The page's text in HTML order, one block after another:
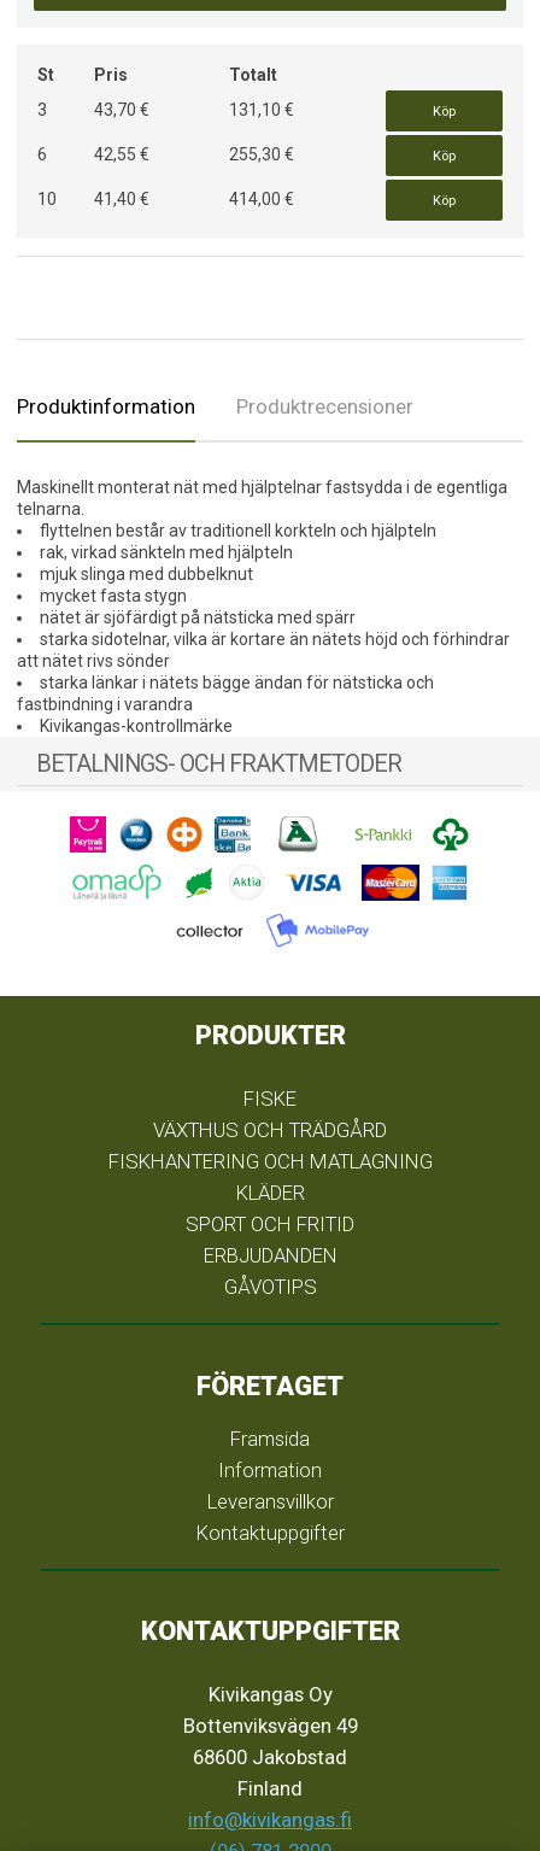
St Pris
Totalt
3
43,70 € 131,10 € Köp
6 42,55 € 255,30 € Köp
10 41,40 € 414,00 € Köp
Produktinformation Produktrecensioner
Maskinellt monterat nät med hjälptelnar fastsydda i de egentliga
telnarna.
flyttelnen består av traditionell korkteln och hjälpteln
rak, virkad sänkteln med hjälpteln
mjuk slinga med dubbelknut
mycket fasta stygn
nätet är sjöfärdigt på nätsticka med spärr
starka sidotelnar, vilka är kortare än nätets höjd och förhindrar
att nätet rivs sönder
starka länkar i nätets bägge ändan för nätsticka och
fastbindning i varandra
Kivikangas-kontrollmärke
BETALNINGS- OCH FRAKTMETODER
PRODUKTER
FISKE
VÄXTHUS OCH TRÄDGÅRD
FISKHANTERING OCH MATLAGNING
KLÄDER
SPORT OCH FRITID
ERBJUDANDEN
GÅVOTIPS
FÖRETAGET
Framsida
Information
Leveransvillkor
Kontaktuppgifter
KONTAKTUPPGIFTER
Kivikangas Oy
Bottenviksvägen 49
68600 Jakobstad
Finland
info@kivikangas.fi